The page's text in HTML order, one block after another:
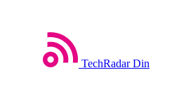
TechRadar Din